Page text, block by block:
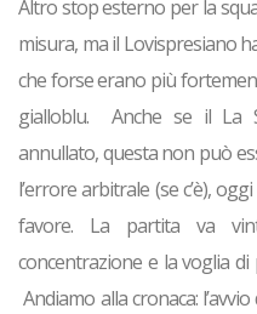
Altro stop esterno per la
misura, ma il Lovispresiano
che forse erano più
gialloblu. Anche se il La
annullato, questa non può
l’errore arbitrale (se c’è),
favore. La partita va
concentrazione e la voglia
Andiamo alla cronaca: